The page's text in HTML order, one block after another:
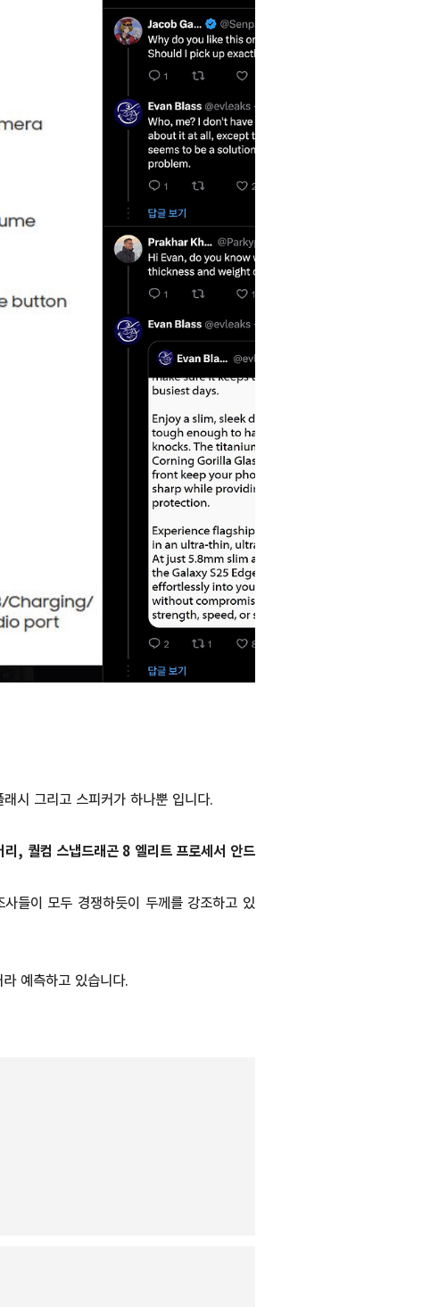
시 그리고 스피커가 하나뿐 입니다.
리, 퀄컴 스냅드래곤 8 엘리트 프로세서 안드
들이 모두 경쟁하듯이 두께를 강조하고 있
예측하고 있습니다.